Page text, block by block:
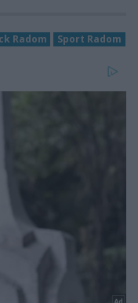
Radom Sport Radom